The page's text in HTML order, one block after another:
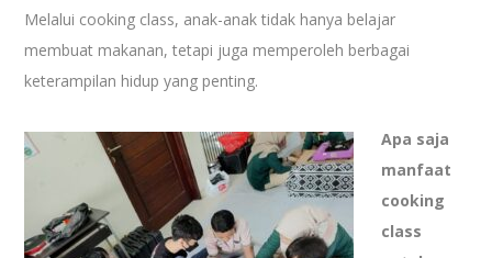
Melalui cooking class, anak-anak tidak hanya belajar
membuat makanan, tetapi juga memperoleh berbagai
keterampilan hidup yang penting.
Apa saja
manfaat
cooking
class